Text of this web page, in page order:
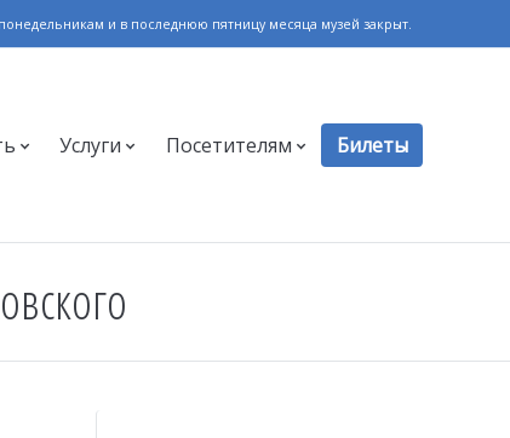
и в последнюю пятницу месяца музей закрыт.
Услуги Посетителям Билеты